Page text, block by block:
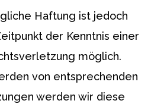
Haftung ist jedoch
der Kenntnis einer
möglich.
von entsprechenden
werden wir diese